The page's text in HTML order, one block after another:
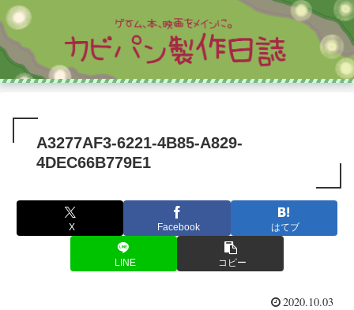
A3277AF3-6221-4B85-A829-
4DEC66B779E1
X Facebook はてブ
LINE コピー
2020.10.03